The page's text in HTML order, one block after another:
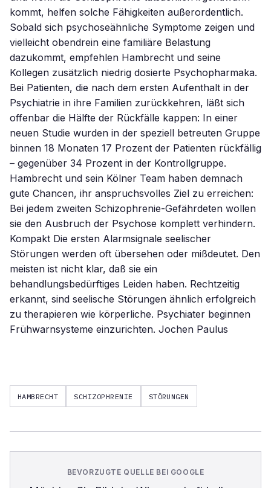
kommt, helfen solche Fähigkeiten außerordentlich.
Sobald sich psychoseähnliche Symptome zeigen und
vielleicht obendrein eine familiäre Belastung
dazukommt, empfehlen Hambrecht und seine
Kollegen zusätzlich niedrig dosierte Psychopharmaka.
Bei Patienten, die nach dem ersten Aufenthalt in der
Psychiatrie in ihre Familien zurückkehren, läßt sich
offenbar die Hälfte der Rückfälle kappen: In einer
neuen Studie wurden in der speziell betreuten Gruppe
binnen 18 Monaten 17 Prozent der Patienten rückfällig
– gegenüber 34 Prozent in der Kontrollgruppe.
Hambrecht und sein Kölner Team haben demnach
gute Chancen, ihr anspruchsvolles Ziel zu erreichen:
Bei jedem zweiten Schizophrenie-Gefährdeten wollen
sie den Ausbruch der Psychose komplett verhindern.
Kompakt Die ersten Alarmsignale seelischer
Störungen werden oft übersehen oder mißdeutet. Den
meisten ist nicht klar, daß sie ein
behandlungsbedürftiges Leiden haben. Rechtzeitig
erkannt, sind seelische Störungen ähnlich erfolgreich
zu therapieren wie körperliche. Psychiater beginnen
Frühwarnsysteme einzurichten. Jochen Paulus
HAMBRECHT SCHIZOPHRENIE STÖRUNGEN
BEVORZUGTE QUELLE BEI GOOGLE